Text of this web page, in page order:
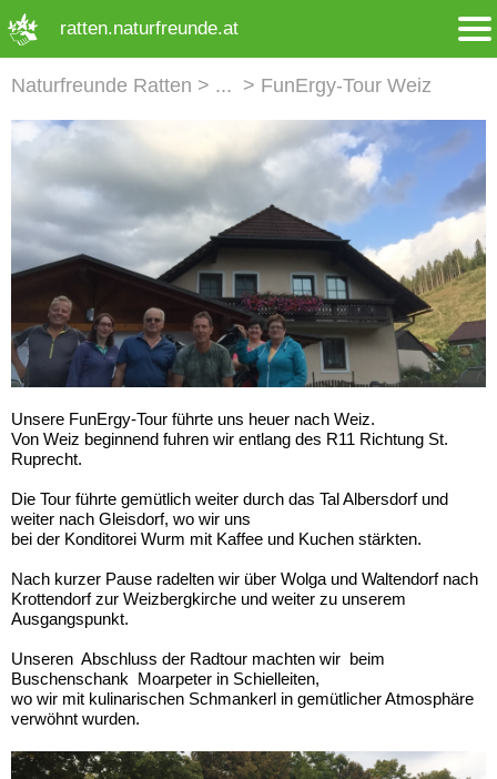
ratten.naturfreunde.at
Naturfreunde Ratten FunErgy-Tour Weiz
Unsere FunErgy-Tour führte uns heuer nach Weiz.
Von Weiz beginnend fuhren wir entlang des R11 Richtung St.
Ruprecht.
Die Tour führte gemütlich weiter durch das Tal Albersdorf und
weiter nach Gleisdorf, wo wir uns
bei der Konditorei Wurm mit Kaffee und Kuchen stärkten.
Nach kurzer Pause radelten wir über Wolga und Waltendorf nach
Krottendorf zur Weizbergkirche und weiter zu unserem
Ausgangspunkt.
Unseren Abschluss der Radtour machten wir beim
Buschenschank Moarpeter in Schielleiten,
wo wir mit kulinarischen Schmankerl in gemütlicher Atmosphäre
verwöhnt wurden.